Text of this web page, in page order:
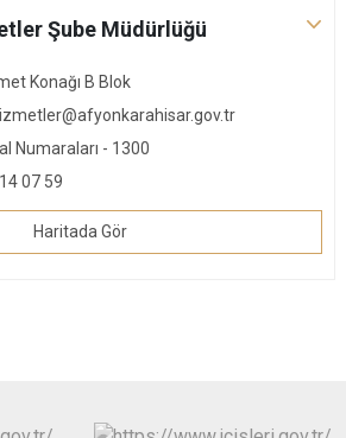
Şube Müdürlüğü
Konağı B Blok
Numaraları - 1300
07 59
Haritada Gör